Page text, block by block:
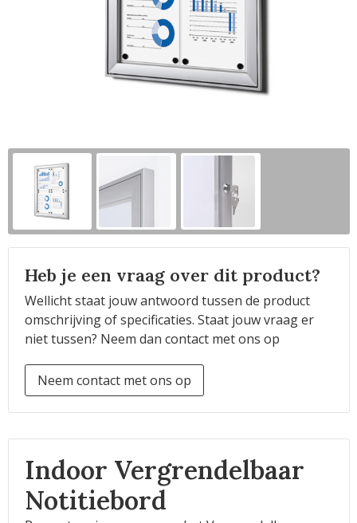
Heb je een vraag over dit product?
Wellicht staat jouw antwoord tussen de product
omschrijving of specificaties. Staat jouw vraag er
niet tussen? Neem dan contact met ons op
Neem contact met ons op
Indoor Vergrendelbaar
Notitiebord